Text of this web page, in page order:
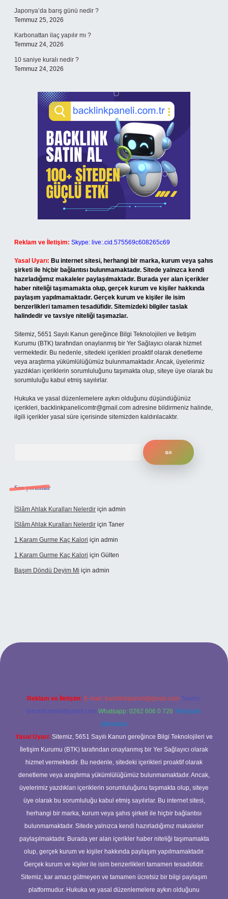
Japonya’da barış günü nedir ?
Temmuz 25, 2026
Karbonattan ilaç yapılır mı ?
Temmuz 24, 2026
10 saniye kuralı nedir ?
Temmuz 24, 2026
Reklam ve İletişim: Skype: live:.cid.575569c608265c69
Yasal Uyarı: Bu internet sitesi, herhangi bir marka, kurum veya şahıs
şirketi ile hiçbir bağlantısı bulunmamaktadır. Sitede yalnızca kendi
hazırladığımız makaleler paylaşılmaktadır. Burada yer alan içerikler
haber niteliği taşımamakta olup, gerçek kurum ve kişiler hakkında
paylaşım yapılmamaktadır. Gerçek kurum ve kişiler ile isim
benzerlikleri tamamen tesadüfidir. Sitemizdeki bilgiler taslak
halindedir ve tavsiye niteliği taşımazlar.
Sitemiz, 5651 Sayılı Kanun gereğince Bilgi Teknolojileri ve İletişim
Kurumu (BTK) tarafından onaylanmış bir Yer Sağlayıcı olarak hizmet
vermektedir. Bu nedenle, sitedeki içerikleri proaktif olarak denetleme
veya araştırma yükümlülüğümüz bulunmamaktadır. Ancak, üyelerimiz
yazdıkları içeriklerin sorumluluğunu taşımakta olup, siteye üye olarak bu
sorumluluğu kabul etmiş sayılırlar.
Hukuka ve yasal düzenlemelere aykırı olduğunu düşündüğünüz
içerikleri, backlinkpanelicomtr@gmail.com adresine bildirmeniz halinde,
ilgili içerikler yasal süre içerisinde sitemizden kaldırılacaktır.
Son yorumlar
İSlâm Ahlak Kuralları Nelerdir için admin
İSlâm Ahlak Kuralları Nelerdir için Taner
1 Karam Gurme Kaç Kalori için admin
1 Karam Gurme Kaç Kalori için Gülten
Başım Döndü Deyim Mi için admin
giriş
Reklam ve İletişim: E-mail: backlinkpaneli@gmail.com Teams:
forumhizmeti@gmail.com Whatsapp: 0262 606 0 726 Telegram:
@karabul
Yasal Uyarı: Sitemiz, 5651 Sayılı Kanun gereğince Bilgi Teknolojileri ve
İletişim Kurumu (BTK) tarafından onaylanmış bir Yer Sağlayıcı olarak
hizmet vermektedir. Bu nedenle, sitedeki içerikleri proaktif olarak
denetleme veya araştırma yükümlülüğümüz bulunmamaktadır. Ancak,
üyelerimiz yazdıkları içeriklerin sorumluluğunu taşımakta olup, siteye
üye olarak bu sorumluluğu kabul etmiş sayılırlar. Bu internet sitesi,
herhangi bir marka, kurum veya şahıs şirketi ile hiçbir bağlantısı
bulunmamaktadır. Sitede yalnızca kendi hazırladığımız makaleler
paylaşılmaktadır. Burada yer alan içerikler haber niteliği taşımamakta
olup, gerçek kurum ve kişiler hakkında paylaşım yapılmamaktadır.
Gerçek kurum ve kişiler ile isim benzerlikleri tamamen tesadüfidir.
Sitemiz, kar amacı gütmeyen ve tamamen ücretsiz bir bilgi paylaşım
platformudur. Hukuka ve yasal düzenlemelere aykırı olduğunu